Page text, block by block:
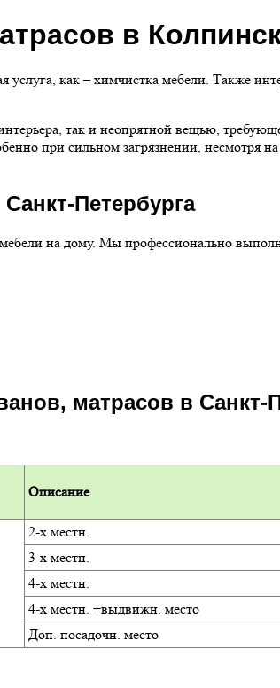
в
как – химчистка мебели. Также
так и неопрятной вещью,
при сильном загрязнении, несмотря на
Петербурга
на дому. Мы профессионально
матрасов в Санкт-
Описание
2-х местн.
3-х местн.
4-х местн.
4-х местн. +выдвижн. место
Доп. посадочн. место